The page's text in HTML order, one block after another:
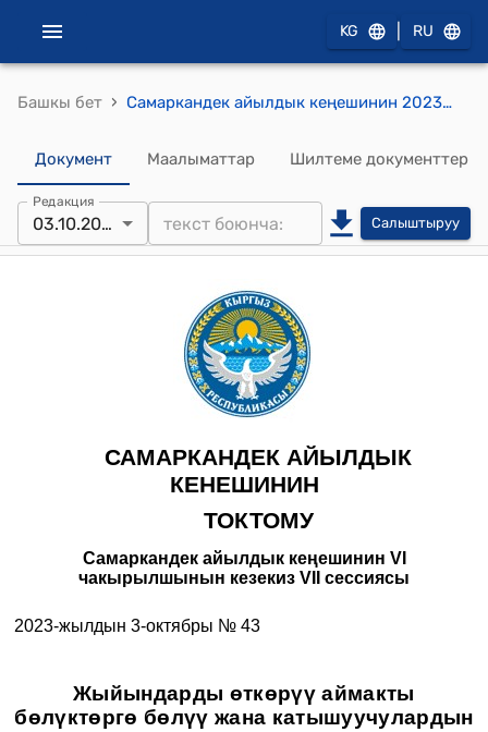
KG RU
Башкы бет › Самаркандек айылдык кеңешинин 2023-жылдын 3-октябры № 43 "Жыйындарды өткөрүү аймакты бүлүктөргө бөлүү жана катышуучулардын санын бекитүү жөнүндө" токтому
Документ Маалыматтар Шилтеме документтер
Редакция
03.10.2023 Салыштыруу